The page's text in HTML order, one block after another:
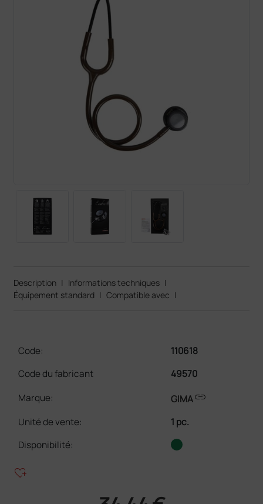
Description | Informations techniques |
Équipement standard | Compatible avec |
Code:
110618
Code du fabricant
49570
Marque:
GIMAlink
Unité de vente:
1 pc.
Disponibilité:
heart_plus